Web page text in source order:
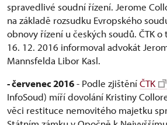
spravedlivé soudní řízení. Jerome
na základě rozsudku Evropského
obnovy řízení u českých soudů. ČTK o
16. 12. 2016 informoval advokát
Mannsfelda Libor Kasl.
- červenec 2016- Podle zjištěníČTK
InfoSoud) míří dovolání Kristiny
věci restituce nemovitého majetku